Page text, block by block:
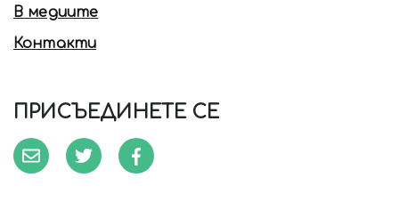
В медиите
Контакти
ПРИСЪЕДИНЕТЕ СЕ